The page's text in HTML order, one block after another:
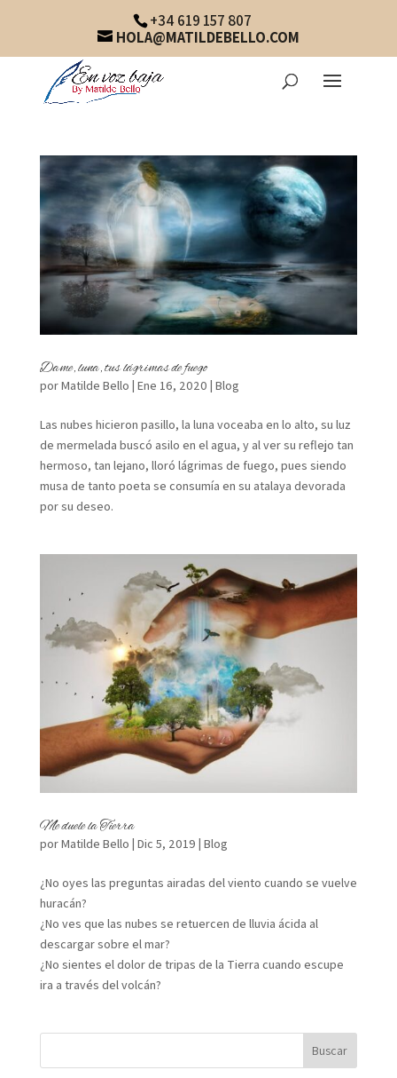
+34 619 157 807
HOLA@MATILDEBELLO.COM
Dame, luna, tus lágrimas de fuego
porMatilde Bello Ene 16, 2020 Blog
Las nubes hicieron pasillo, la luna voceaba en lo alto, su luz
de mermelada buscó asilo en el agua, y al ver su reflejo tan
hermoso, tan lejano, lloró lágrimas de fuego, pues siendo
musa de tanto poeta se consumía en su atalaya devorada
por su deseo.
Me duele la Tierra
porMatilde Bello | Dic 5, 2019 | Blog
¿No oyes las preguntas airadas del viento cuando se vuelve
huracán?
¿No ves que las nubes se retuercen de lluvia ácida al
descargar sobre el mar?
¿No sientes el dolor de tripas de la Tierra cuando escupe
ira a través del volcán?